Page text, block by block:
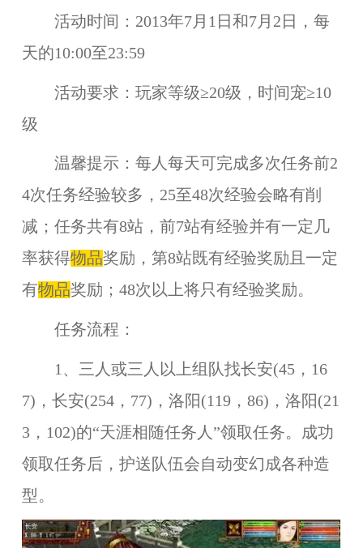
活动时间： 2013年7月1日和7月2日，每
天的10:00至23:59
活动要求： 玩家等级≥20级，时间宠≥10
级
温馨提示： 每人每天可完成多次任务前2
4次任务经验较多，25至48次经验会略有削
减；任务共有8站，前7站有经验并有一定几
率获得物品奖励，第8站既有经验奖励且一定
有物品奖励；48次以上将只有经验奖励。
任务流程：
1、三人或三人以上组队找长安(45，16
7)，长安(254，77)，洛阳(119，86)，洛阳(21
3，102)的“天涯相随任务人”领取任务。成功
领取任务后，护送队伍会自动变幻成各种造
型。